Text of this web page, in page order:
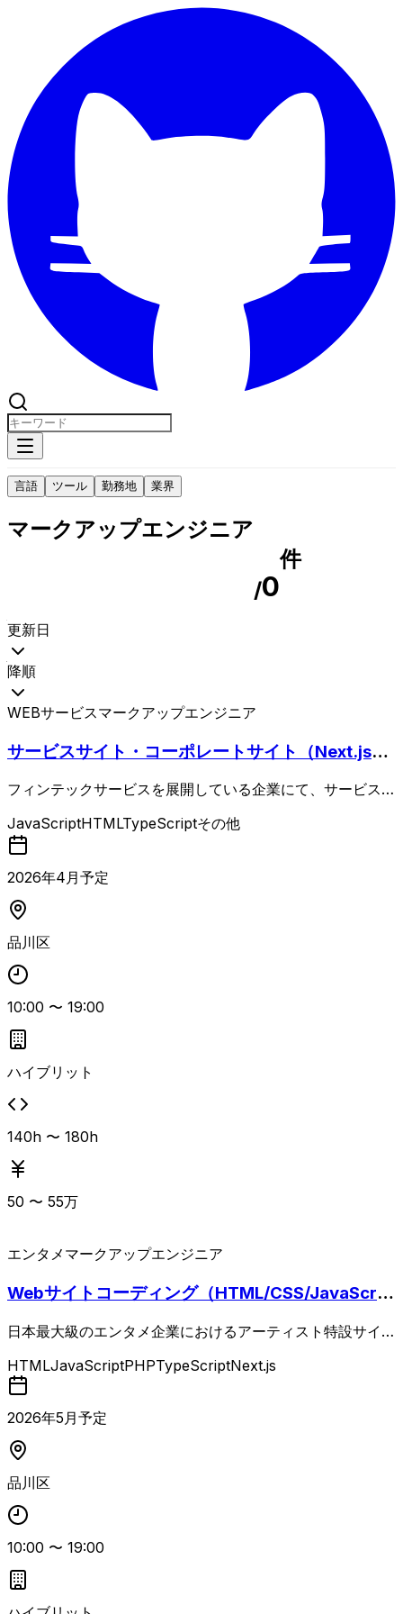
言語 ツール 勤務地 業界
マークアップエンジニア
/0
件
更新日
降順
WEBサービスマークアップエンジニア
サービスサイト・コーポレートサイト（Next.jsな
フィンテックサービスを展開している企業にて、サービスサ
新規LPの作成を担当するマークアップエンジニア案件で
す。 Figmaでデザインされた内容を忠実に再現しつつ、Jav
aScript・HTML・CSS(Sass)を用いたマークアップを行い
ます。 ゼロベースからのLP・Webサイト構築経験が求めら
れ、サイト運営業務やキャンペーン施策対応など、デザイナ
も発生します。 能動的に動き、他ポジションとのコミュニ
ケーションを取りながら進行できる方に適した案件です。
JavaScriptHTMLTypeScriptその他
2026年4月予定
品川区
10:00 〜 19:00
ハイブリット
140h 〜 180h
50 〜 55万
エンタメ マークアップエンジニア
Webサイトコーディング（HTML/CSS/JavaScrip
日本最大級のエンタメ企業におけるアーティスト特設サイト
案件です。 HTML/CSS/JavaScript/PHPを用いて、デザイ
ンテンプレートを活用しつつも高いデザイン再現性が求めら
れる構築を行います。 既存サイトの運用・保守やアップデ
ート対応に加え、PerfectPixel等を用いたデザインに忠実な
実装、複数案件の並行管理やスケジュール調整、リリース対
ションも重要な業務となります。 10ページ程度の中規模静
的サイトをテンプレートに依存せず独力で構築できること、
PHPで構築されたWebサイト制作経験、Node/npmやタス
クランナーを用いた開発経験、チームでGitを使った開発経
験が必須です。 WordPress独自テンプレート制作やNext.j
s/Nuxt.js/TypeScript、Laravel、Dockerを用いたローカル
開発経験があるとよりマッチします。
HTMLJavaScriptPHPTypeScriptNext.js
2026年5 月予定
品川区
10:00 〜 19:00